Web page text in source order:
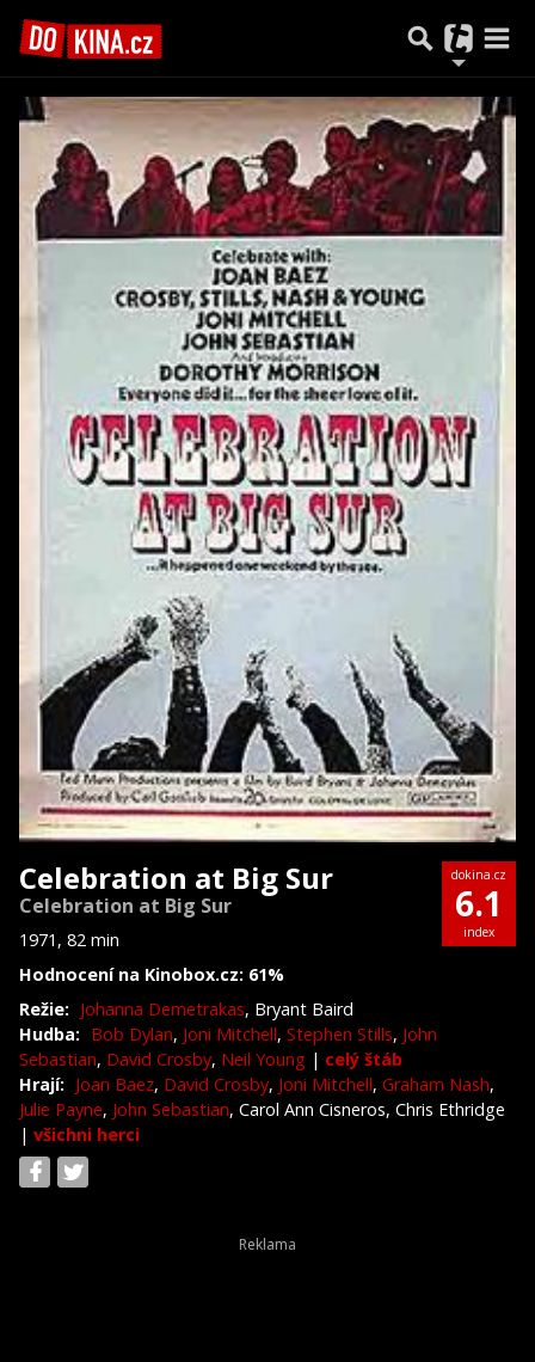
Celebration at Big Sur
Celebration at Big Sur
1971, 82 min
Hodnocení na Kinobox.cz: 61%
dokina.cz
6.1
index
Režie: Johanna Demetrakas, Bryant Baird
Hudba: Bob Dylan, Joni Mitchell, Stephen Stills, John
Sebastian, David Crosby, Neil Young | celý štáb
Hrají: Joan Baez, David Crosby, Joni Mitchell, Graham Nash,
Julie Payne, John Sebastian, Carol Ann Cisneros, Chris Ethridge
| všichni herci